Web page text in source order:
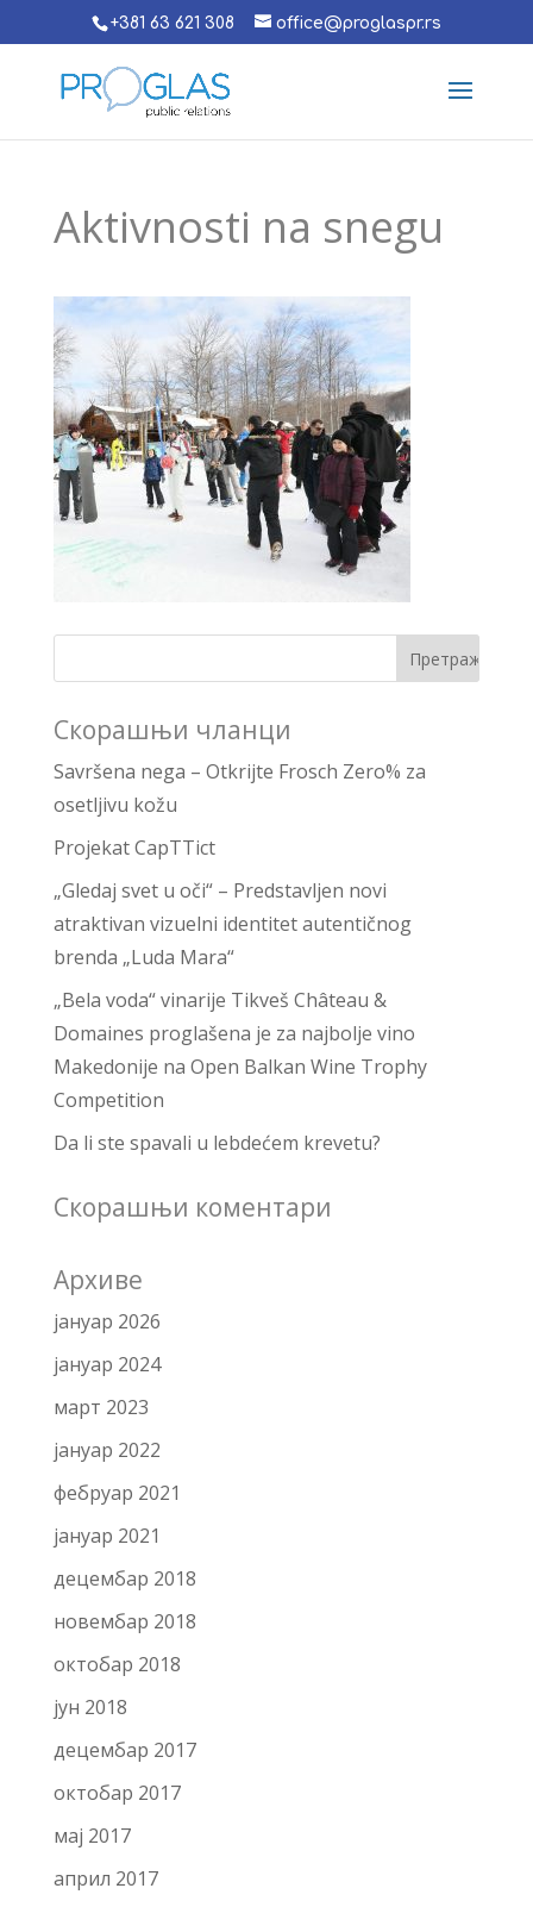
+381 63 621 308 office@proglaspr.rs
Aktivnosti na snegu
Скорашњи чланци
Savršena nega – Otkrijte Frosch Zero% za
osetljivu kožu
Projekat CapTTict
„Gledaj svet u oči“ – Predstavljen novi
atraktivan vizuelni identitet autentičnog
brenda „Luda Mara“
„Bela voda“ vinarije Tikveš Château &
Domaines proglašena je za najbolje vino
Makedonije na Open Balkan Wine Trophy
Competition
Da li ste spavali u lebdećem krevetu?
Скорашњи коментари
Архиве
јануар 2026
јануар 2024
март 2023
јануар 2022
фебруар 2021
јануар 2021
децембар 2018
новембар 2018
октобар 2018
јун 2018
децембар 2017
октобар 2017
мај 2017
април 2017